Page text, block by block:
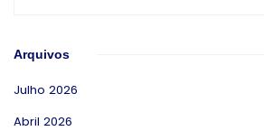
Arquivos
Julho 2026
Abril 2026